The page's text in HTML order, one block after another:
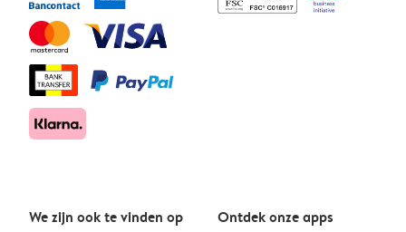
We zijn ook te vinden op Ontdek onze apps